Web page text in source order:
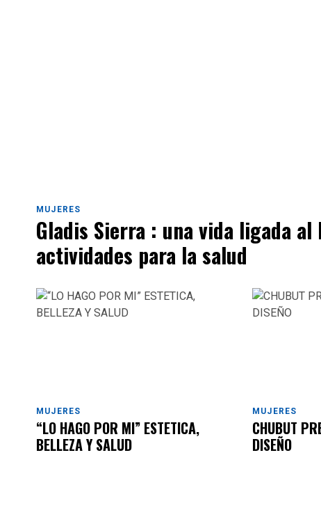
MUJERES
Gladis Sierra : una vida ligada al
actividades para la salud
MUJERES
“LO HAGO POR MI” ESTETICA,
BELLEZA Y SALUD
MUJERES
CHUBUT
DISEÑO